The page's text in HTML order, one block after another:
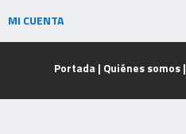
MI CUENTA
Portada | Quiénes somos|